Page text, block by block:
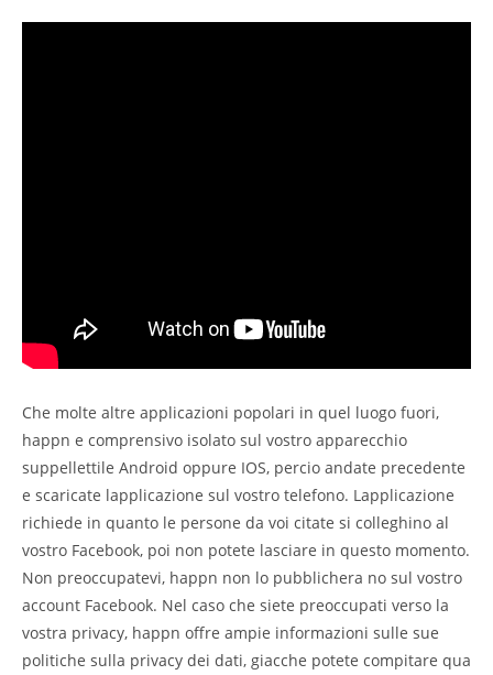
Che molte altre applicazioni popolari in quel luogo fuori,
happn e comprensivo isolato sul vostro apparecchio
suppellettile Android oppure IOS, percio andate precedente
e scaricate lapplicazione sul vostro telefono. Lapplicazione
richiede in quanto le persone da voi citate si colleghino al
vostro Facebook, poi non potete lasciare in questo momento.
Non preoccupatevi, happn non lo pubblichera no sul vostro
account Facebook. Nel caso che siete preoccupati verso la
vostra privacy, happn offre ampie informazioni sulle sue
politiche sulla privacy dei dati, giacche potete compitare qua